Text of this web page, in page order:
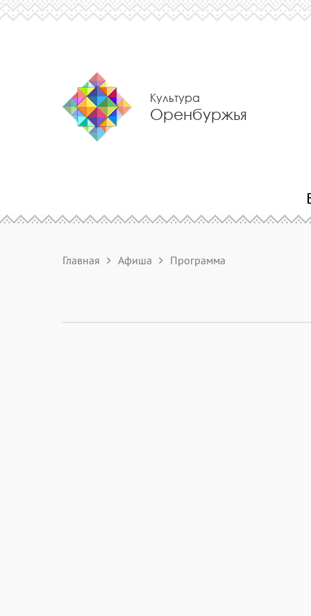
Культура
Оренбуржья
Главная Афиша Программа